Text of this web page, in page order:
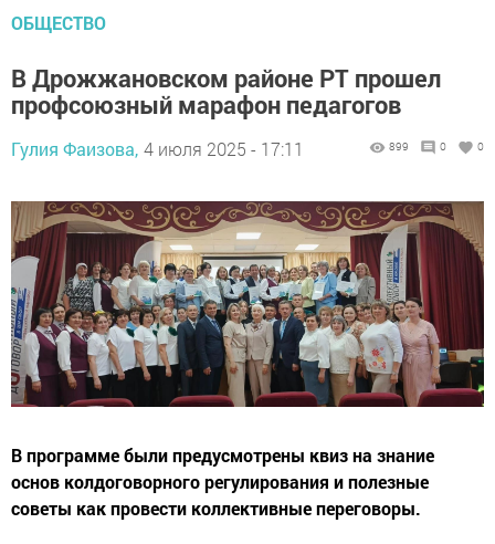
ОБЩЕСТВО
В Дрожжановском районе РТ прошел
профсоюзный марафон педагогов
Гулия Фаизова, 4 июля 2025 - 17:11 899 0 0
В программе были предусмотрены квиз на знание
основ колдоговорного регулирования и полезные
советы как провести коллективные переговоры.